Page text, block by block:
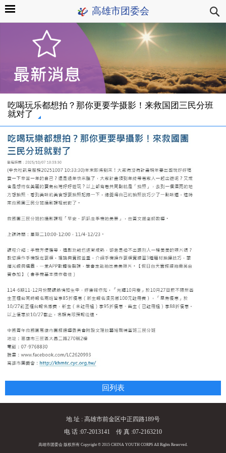
高雄市团委会
吃喝玩乐都想拍？那你更要学摄影！来救国团三民分班
就对了
回列表
地 址 : 高雄市前金区中正四路189号
电 话 :07-2013141 传 真 :07-2163210
高雄市团委会 版权所有 Copyright © 2015 CHINA YOUTH CORPS All Rights Reserved.